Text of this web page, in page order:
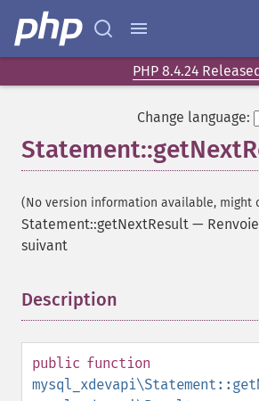
PHP 8.4.24
Change language:
(No version information available, might
Statement::getNextResult —
suivant
Description
public function